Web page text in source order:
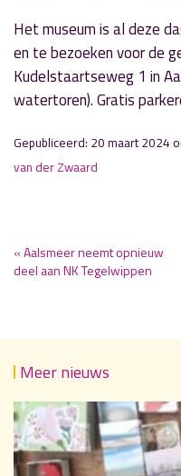
Het museum is al deze
en te bezoeken voor de
Kudelstaartseweg 1 in
watertoren). Gratis
Gepubliceerd: 20 maart 2024
van der Zwaard
« Aalsmeer neemt opnieuw
deel aan NK Tegelwippen
Meer nieuws